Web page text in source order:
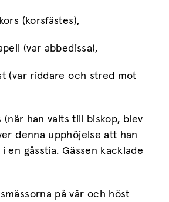
(korsfästes),
(var abbedissa),
(var riddare och stred mot
(när han valts till biskop, blev
denna upphöjelse att han
en gåsstia. Gässen kacklade
på vår och höst